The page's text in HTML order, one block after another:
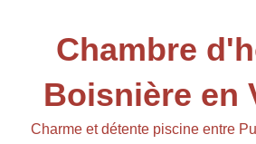
Chambre
Boisnière en
Charme et détente piscine entre